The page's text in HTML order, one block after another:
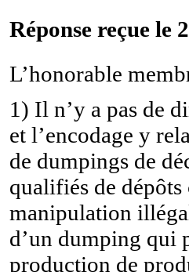
Réponse reçue le
L’honorable
1) Il n’y a pas de
et l’encodage y
de dumpings de
qualifiés de
manipulation
d’un dumping qui
production de